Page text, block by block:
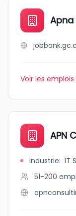
Apna
Voir les
APN
Industrie: IT
51-200